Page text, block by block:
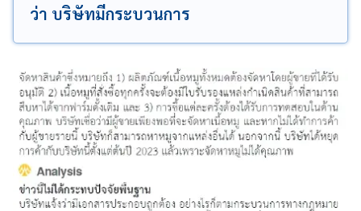
ว่า บริษัทมีกระบวนการ